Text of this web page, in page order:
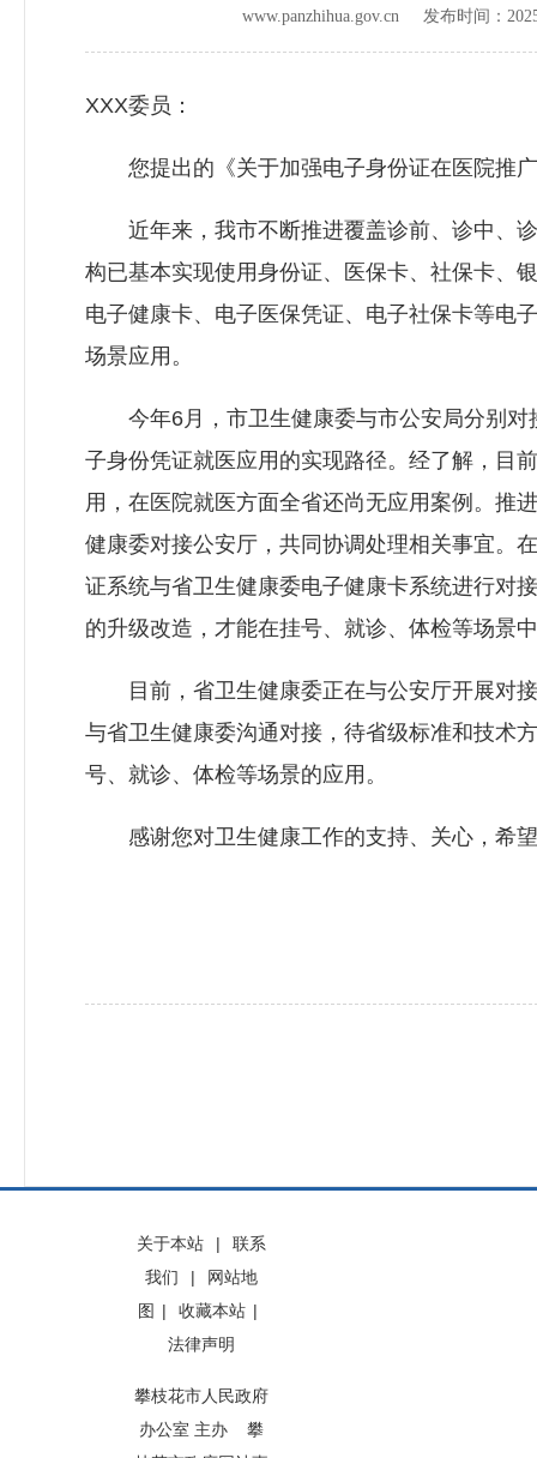
www.panzhihua.gov.cn 发布时间：
XXX委员：
您提出的《关于加强电子身份证在医院推广
近年来，我市不断推进覆盖诊前、诊中、诊
构已基本实现使用身份证、医保卡、社保卡、
电子健康卡、电子医保凭证、电子社保卡等电
场景应用。
今年6月，市卫生健康委与市公安局分别对
子身份凭证就医应用的实现路径。经了解，目
用，在医院就医方面全省还尚无应用案例。推
健康委对接公安厅，共同协调处理相关事宜。
证系统与省卫生健康委电子健康卡系统进行对
的升级改造，才能在挂号、就诊、体检等场景
目前，省卫生健康委正在与公安厅开展对接
与省卫生健康委沟通对接，待省级标准和技术
号、就诊、体检等场景的应用。
感谢您对卫生健康工作的支持、关心，希望
关于本站 |
联系
我们
|
网站地
图 | 收藏本站 |
法律声明
攀枝花市人民政府
办公室 主办 攀